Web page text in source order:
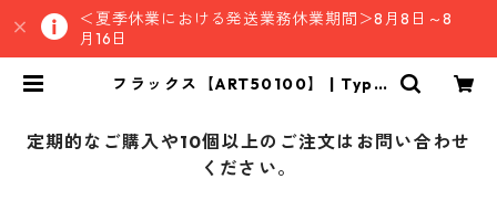
＜夏季休業における発送業務休業期間＞8月8日～8
月16日
フラックス【ART50100】 | Type
定期的なご購入や10個以上のご注文はお問い合わせ
ください。